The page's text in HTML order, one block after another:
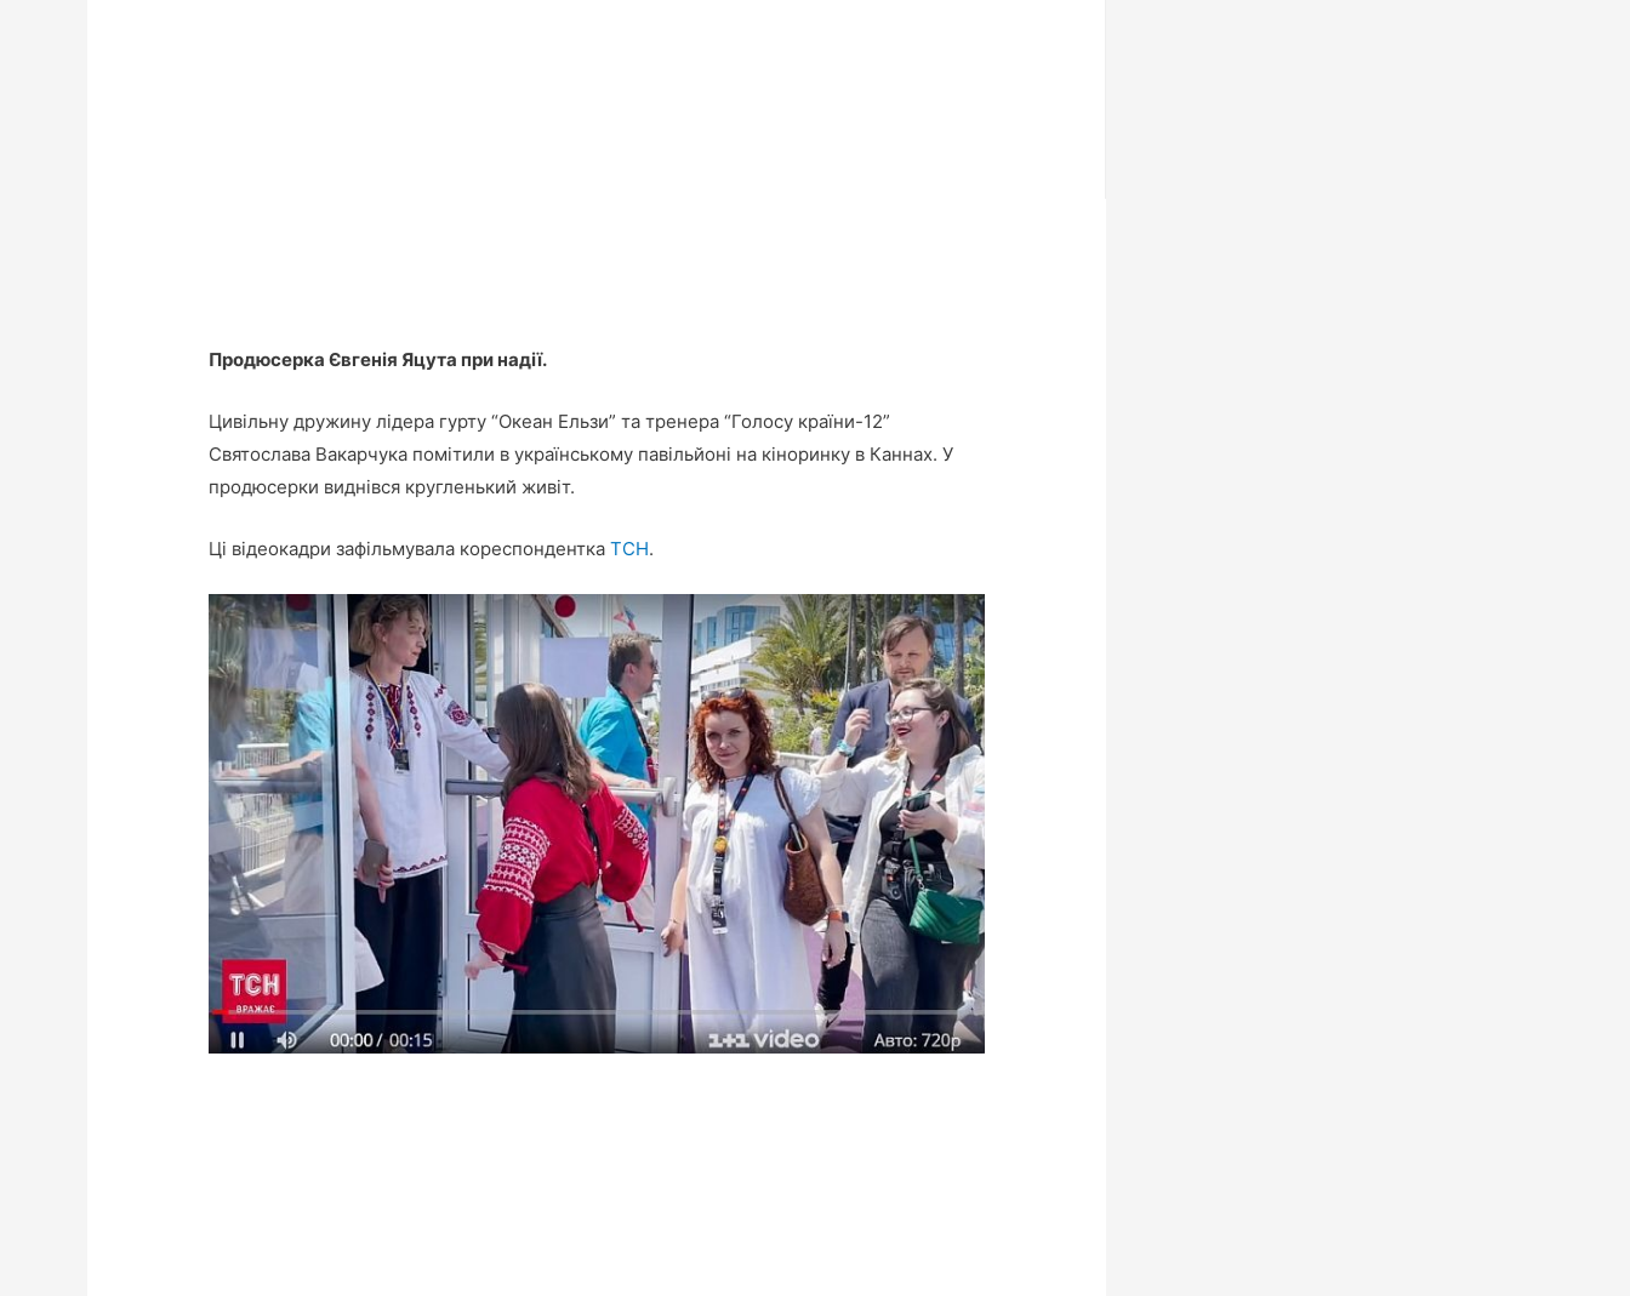
Продюсерка Євгенія Яцута при надії.
Цивільну дружину лідера гурту “Океан Ельзи” та тренера “Голосу країни-12”
Святослава Вакарчука помітили в українському павільйоні на кіноринку в Каннах. У
продюсерки виднівся кругленький живіт.
Ці відеокадри зафільмувала кореспонденткаТСН.